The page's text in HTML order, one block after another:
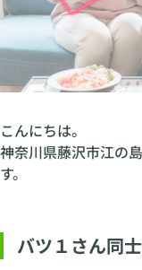
こんにちは。
神奈川県藤沢市江の
す。
バツ１さん同